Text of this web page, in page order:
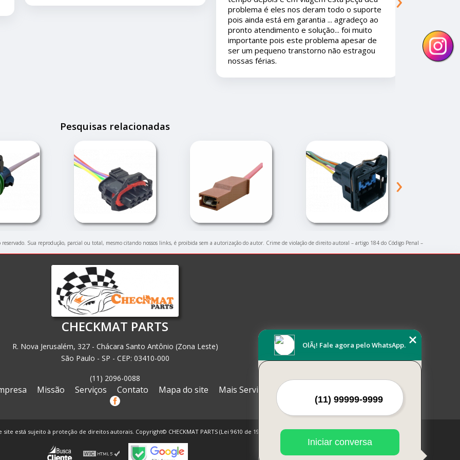
problema é eles nos deram todo o suporte
As peças são de qualidade Premium. Se
existisse mais empresas assim os
consumidores iam amar.
Pesquisas relacionadas
›
Sua reprodução, parcial ou total, mesmo citando nossos links, é proibida sem a autorização do autor. Crime de violação de direito autoral – artigo 184 do Código Penal –
CHECKMAT PARTS
R. Nova Jerusalém, 327 - Chácara Santo Antônio (Zona Leste)
São Paulo - SP - CEP: 03410-000
(11) 2096-0088
Missão Serviços Contato Mapa do site Mais Serviços
está sujeito à proteção de direitos autorais. Copyright© CHECKMAT PARTS (Lei 9610 de 19/02/1998)
OlÃ¡! Fale agora pelo WhatsApp.
Iniciar conversa